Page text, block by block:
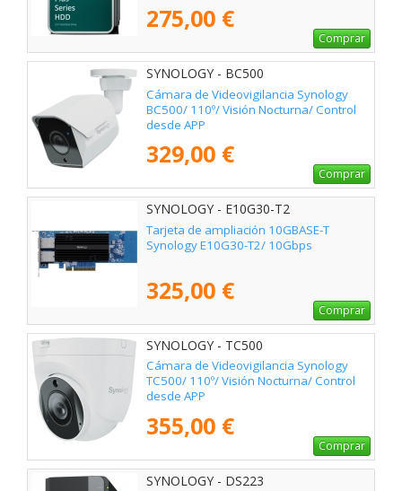
275,00 €
Comprar
SYNOLOGY - BC500
Cámara de Videovigilancia Synology
BC500/ 110º/ Visión Nocturna/ Control
desde APP
329,00 €
Comprar
SYNOLOGY - E10G30-T2
Tarjeta de ampliación 10GBASE-T
Synology E10G30-T2/ 10Gbps
325,00 €
Comprar
SYNOLOGY - TC500
Cámara de Videovigilancia Synology
TC500/ 110º/ Visión Nocturna/ Control
desde APP
355,00 €
Comprar
SYNOLOGY - DS223